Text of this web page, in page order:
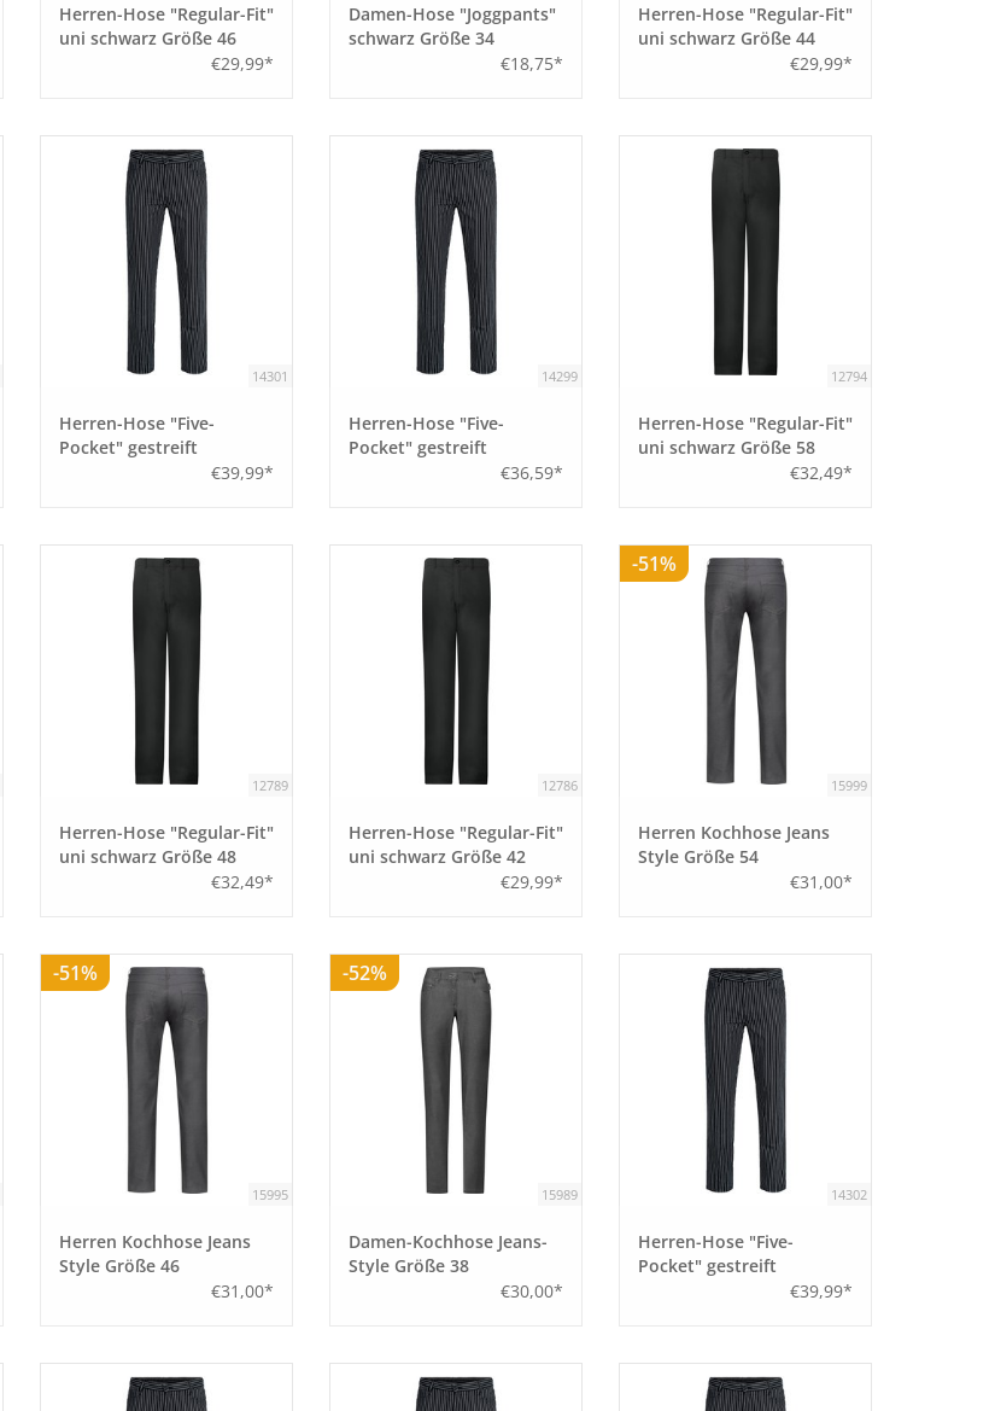
Herren-Hose "Regular-Fit"
uni schwarz Größe 46
€29,99*
Damen-Hose "Joggpants"
schwarz Größe 34
€18,75*
Herren-Hose "Regular-Fit"
uni schwarz Größe 44
€29,99*
14301
Herren-Hose "Five-
Pocket" gestreift
schwarz/ weiß Größe 56
€39,99*
14299
Herren-Hose "Five-
Pocket" gestreift
schwarz/ weiß Größe 52
€36,59*
12794
Herren-Hose "Regular-Fit"
uni schwarz Größe 58
€32,49*
12789
Herren-Hose "Regular-Fit"
uni schwarz Größe 48
€32,49*
12786
Herren-Hose "Regular-Fit"
uni schwarz Größe 42
€29,99*
-51%
15999
Herren Kochhose Jeans
Style Größe 54
€31,00*
-51%
15995
Herren Kochhose Jeans
Style Größe 46
€31,00*
-52%
15989
Damen-Kochhose Jeans-
Style Größe 38
€30,00*
14302
Herren-Hose "Five-
Pocket" gestreift
schwarz/ weiß Größe 58
€39,99*